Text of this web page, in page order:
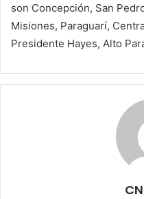
son Concepción, San
Misiones, Paraguarí,
Presidente Hayes, Alto